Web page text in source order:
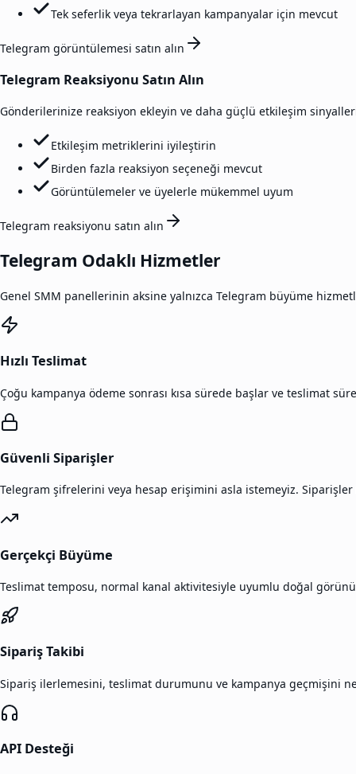
Tek seferlik veya tekrarlayan kampanyalar için mevcut
Telegram görüntülemesi satın alın
Telegram Reaksiyonu Satın Alın
Gönderilerinize reaksiyon ekleyin ve daha güçlü etkileşim
Etkileşim metriklerini iyileştirin
Birden fazla reaksiyon seçeneği mevcut
Görüntülemeler ve üyelerle mükemmel uyum
Telegram reaksiyonu satın alın
Telegram Odaklı Hizmetler
Genel SMM panellerinin aksine yalnızca Telegram büyüme
Hızlı Teslimat
Çoğu kampanya ödeme sonrası kısa sürede başlar ve teslimat
Güvenli Siparişler
Telegram şifrelerini veya hesap erişimini asla istemeyiz.
Gerçekçi Büyüme
Teslimat temposu, normal kanal aktivitesiyle uyumlu doğal
Sipariş Takibi
Sipariş ilerlemesini, teslimat durumunu ve kampanya geçmişini
API Desteği